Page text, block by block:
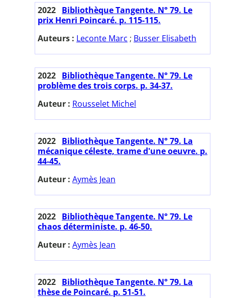
2022 Bibliothèque Tangente. N° 79. Le
prix Henri Poincaré. p. 115-115.
Auteurs : Leconte Marc ; Busser Elisabeth
2022 Bibliothèque Tangente. N° 79. Le
problème des trois corps. p. 34-37.
Auteur : Rousselet Michel
2022 Bibliothèque Tangente. N° 79. La
mécanique céleste, trame d'une oeuvre. p.
44-45.
Auteur : Aymès Jean
2022 Bibliothèque Tangente. N° 79. Le
chaos déterministe. p. 46-50.
Auteur : Aymès Jean
2022 Bibliothèque Tangente. N° 79. La
thèse de Poincaré. p. 51-51.